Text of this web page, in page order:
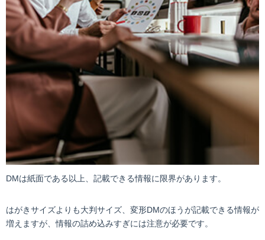
DMは紙面である以上、記載できる情報に限界があります。
はがきサイズよりも大判サイズ、変形DMのほうが記載できる情報が
増えますが、情報の詰め込みすぎには注意が必要です。